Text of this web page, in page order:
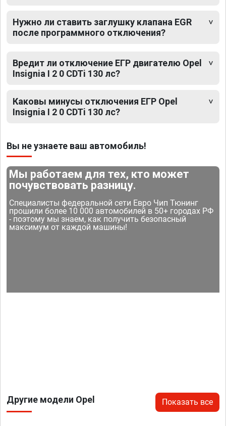
Нужно ли ставить заглушку клапана EGR
после программного отключения?
Вредит ли отключение ЕГР двигателю Opel
Insignia I 2 0 CDTi 130 лс?
Каковы минусы отключения ЕГР Opel
Insignia I 2 0 CDTi 130 лс?
Вы не узнаете ваш автомобиль!
Мы работаем для тех, кто может
почувствовать разницу.
Специалисты федеральной сети Евро Чип Тюнинг
прошили более 10 000 автомобилей в 50+ городах РФ
- поэтому мы знаем, как получить безопасный
максимум от каждой машины!
Другие модели Opel Показать все